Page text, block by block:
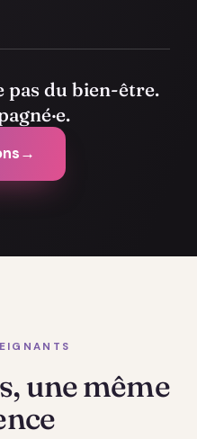
pas du bien-être.
→
une même